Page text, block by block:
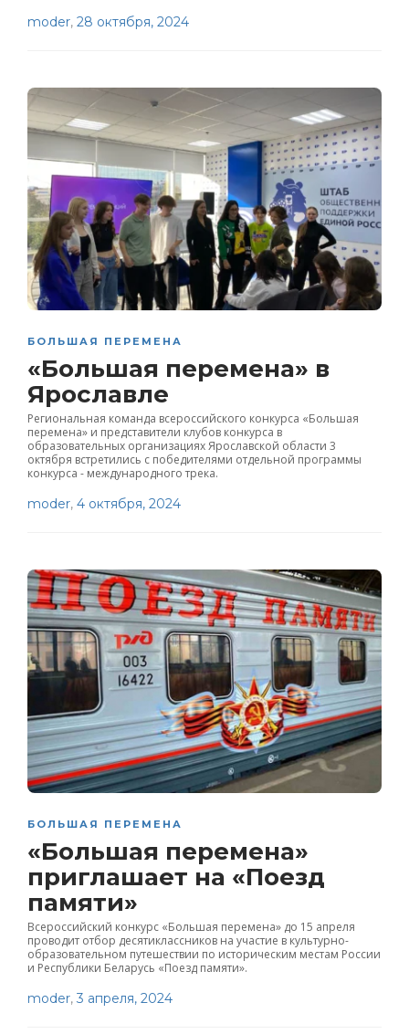
moder, 28 октября, 2024
БОЛЬШАЯ ПЕРЕМЕНА
«Большая перемена» в
Ярославле
Региональная команда всероссийского конкурса «Большая
перемена» и представители клубов конкурса в
образовательных организациях Ярославской области 3
октября встретились с победителями отдельной программы
конкурса - международного трека.
moder, 4 октября, 2024
БОЛЬШАЯ ПЕРЕМЕНА
«Большая перемена»
приглашает на «Поезд
памяти»
Всероссийский конкурс «Большая перемена» до 15 апреля
проводит отбор десятиклассников на участие в культурно-
образовательном путешествии по историческим местам России
и Республики Беларусь «Поезд памяти».
moder, 3 апреля, 2024